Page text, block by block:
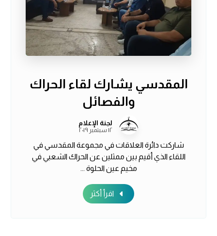
المقدسي يشارك لقاء الحراك
والفصائل
لجنة الإعلام
١٢ سبتمبر ٢٠١٩
شاركت دائرة العلاقات في مجموعة المقدسي في
اللقاء الذي أقيم بين ممثلين عن الحراك الشعبي في
مخيم عين الحلوة ...
اقرأ أكثر